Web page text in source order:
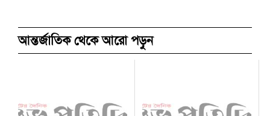
আন্তর্জাতিক থেকে আরো পড়ুন